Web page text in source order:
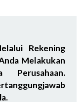
Rekening
Melakukan
Perusahaan.